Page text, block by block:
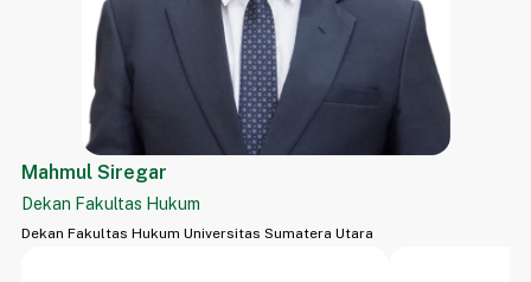
Mahmul Siregar
Dekan Fakultas Hukum
Dekan Fakultas Hukum Universitas Sumatera Utara